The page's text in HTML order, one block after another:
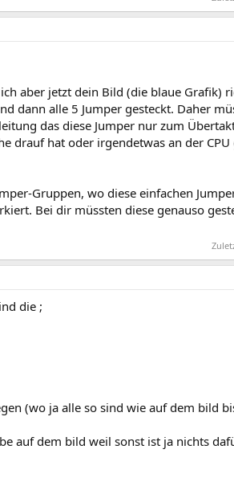
aber jetzt dein Bild (die blaue Grafik)
dann alle 5 Jumper gesteckt. Daher
das diese Jumper nur zum
drauf hat oder irgendetwas an der
Gruppen, wo diese einfachen
Bei dir müssten diese genauso
die ;
(wo ja alle so sind wie auf dem bild
auf dem bild weil sonst ist ja nichts